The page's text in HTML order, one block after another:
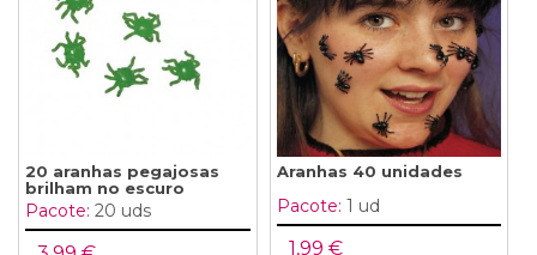
20 aranhas pegajosas
brilham no escuro
Pacote: 20 uds
Aranhas 40 unidades
Pacote: 1 ud
1,99 €